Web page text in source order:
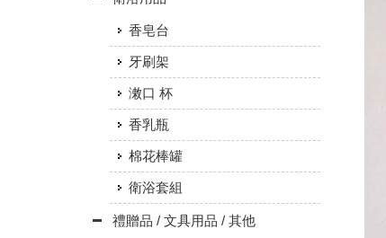
香皂台
牙刷架
潄口 杯
香乳瓶
棉花棒罐
衛浴套組
禮贈品 / 文具用品 / 其他